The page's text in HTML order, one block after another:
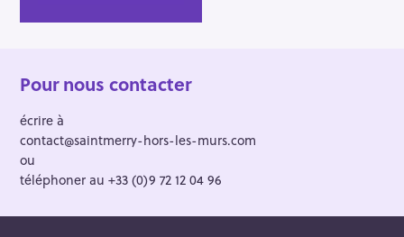
Pour nous contacter
écrire à
contact@saintmerry-hors-les-murs.com
ou
téléphoner au +33 (0)9 72 12 04 96